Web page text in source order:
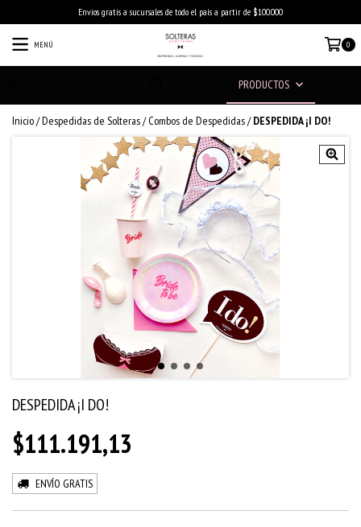
Envios gratis a sucursales de todo el país a partir de $100.000
MENÚ 0
PRODUCTOS
Inicio/Despedidas de Solteras/ Combos de Despedidas/ DESPEDIDA ¡I DO!
DESPEDIDA ¡I DO!
$111.191,13
ENVÍO GRATIS